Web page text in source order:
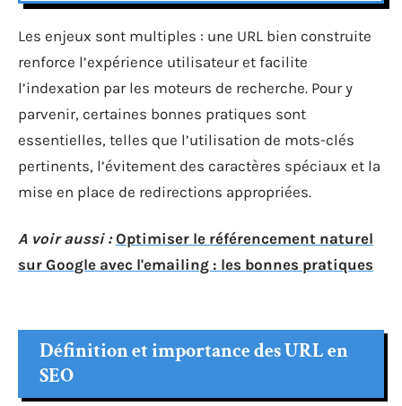
Les enjeux sont multiples : une URL bien construite
renforce l’expérience utilisateur et facilite
l’indexation par les moteurs de recherche. Pour y
parvenir, certaines bonnes pratiques sont
essentielles, telles que l’utilisation de mots-clés
pertinents, l’évitement des caractères spéciaux et la
mise en place de redirections appropriées.
A voir aussi : Optimiser le référencement naturel
sur Google avec l'emailing : les bonnes pratiques
Définition et importance des URL en
SEO